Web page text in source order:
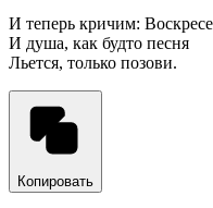
И теперь кричим:
И душа, как будто песня
Льется, только позови.
Копировать